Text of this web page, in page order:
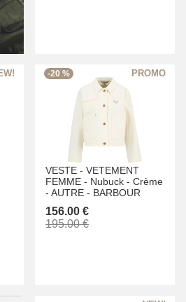
-20 %
VESTE - VETEMENT
FEMME - Nubuck - Crème
- AUTRE - BARBOUR
156.00 €
195.00 €